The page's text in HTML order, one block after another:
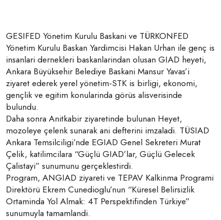
GESIFED Yönetim Kurulu Baskani ve TÜRKONFED
Yönetim Kurulu Baskan Yardimcisi Hakan Urhan ile genç is
insanlari dernekleri baskanlarindan olusan GIAD heyeti,
Ankara Büyüksehir Belediye Baskani Mansur Yavas’i
ziyaret ederek yerel yönetim-STK is birligi, ekonomi,
gençlik ve egitim konularinda görüs alisverisinde
bulundu.
Daha sonra Anitkabir ziyaretinde bulunan Heyet,
mozoleye çelenk sunarak ani defterini imzaladi. TÜSIAD
Ankara Temsilciligi’nde EGIAD Genel Sekreteri Murat
Çelik, katilimcilara “Güçlü GIAD’lar, Güçlü Gelecek
Çalistayi” sunumunu gerçeklestirdi.
Program, ANGIAD ziyareti ve TEPAV Kalkinma Programi
Direktörü Ekrem Cunedioglu’nun “Küresel Belirsizlik
Ortaminda Yol Almak: 4T Perspektifinden Türkiye”
sunumuyla tamamlandi.